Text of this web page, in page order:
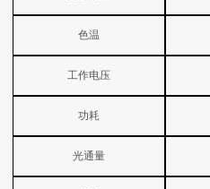
色温
工作电压
功耗
光通量